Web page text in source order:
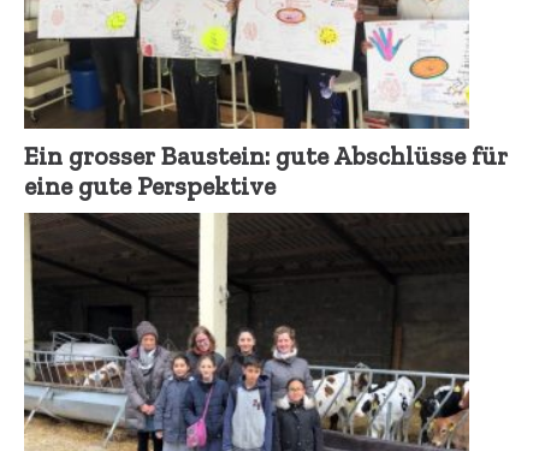
Ein grosser Baustein: gute Abschlüsse für
eine gute Perspektive